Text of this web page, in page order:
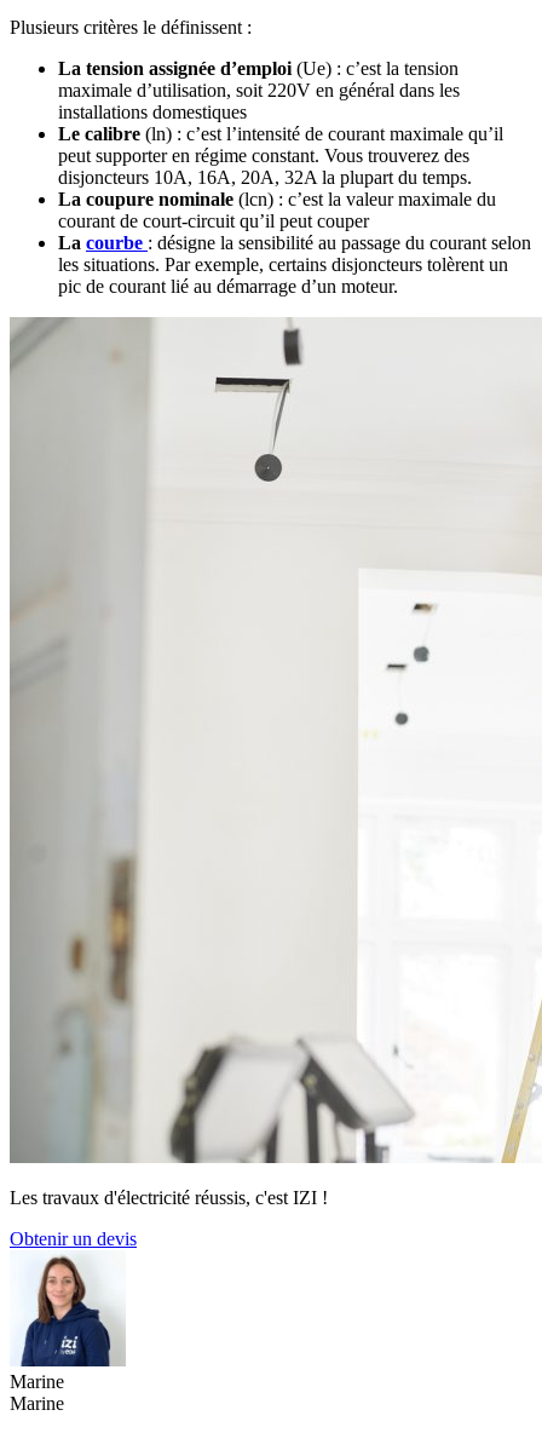
Plusieurs critères le définissent :
La tension assignée d’emploi (Ue) : c’est la tension
maximale d’utilisation, soit 220V en général dans les
installations domestiques
Le calibre (ln) : c’est l’intensité de courant maximale qu’il
peut supporter en régime constant. Vous trouverez des
disjoncteurs 10A, 16A, 20A, 32A la plupart du temps.
La coupure nominale (lcn) : c’est la valeur maximale du
courant de court-circuit qu’il peut couper
La courbe : désigne la sensibilité au passage du courant selon
les situations. Par exemple, certains disjoncteurs tolèrent un
pic de courant lié au démarrage d’un moteur.
Les travaux d'électricité réussis, c'est IZI !
Obtenir un devis
Marine
Marine